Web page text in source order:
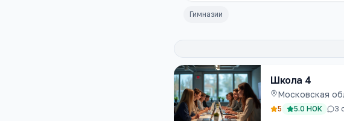
Гимназии
Школа 4
Московская
5 5.0 НОК 3